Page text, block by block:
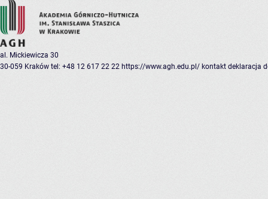
al. Mickiewicza 30
30-059 Kraków tel: +48 12 617 22 22 https://www.agh.edu.pl/ kontakt deklaracja